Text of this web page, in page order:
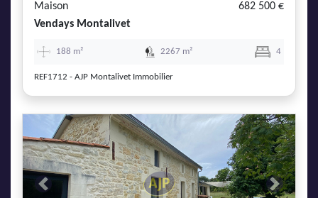
Maison
682 500 €
Vendays Montalivet
188 m² 2267 m² 4
REF1712 - AJP Montalivet Immobilier
Previous Next